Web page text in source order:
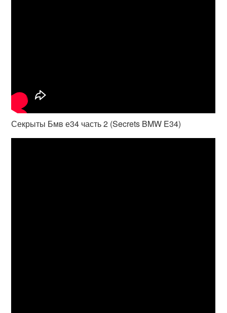
Секрыты Бмв е34 часть 2 (Secrets BMW E34)